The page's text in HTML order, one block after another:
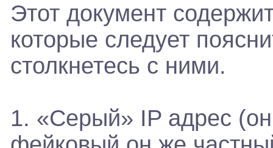
Этот документ
которые следует
столкнетесь с ними.
1. «Серый» IP адрес